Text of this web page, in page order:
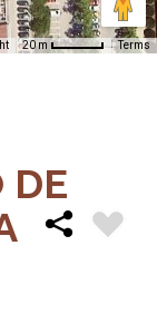
20 m Terms
DE